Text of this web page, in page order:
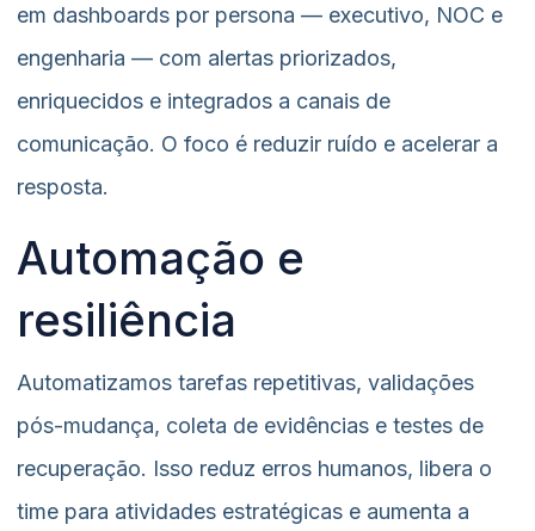
em dashboards por persona — executivo, NOC e
engenharia — com alertas priorizados,
enriquecidos e integrados a canais de
comunicação. O foco é reduzir ruído e acelerar a
resposta.
Automação e
resiliência
Automatizamos tarefas repetitivas, validações
pós-mudança, coleta de evidências e testes de
recuperação. Isso reduz erros humanos, libera o
time para atividades estratégicas e aumenta a